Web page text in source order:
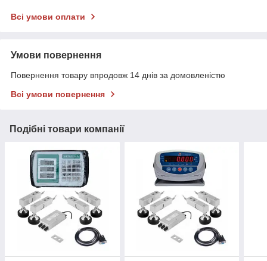
Всі умови оплати
Умови повернення
Повернення товару впродовж 14 днів за домовленістю
Всі умови повернення
Подібні товари компанії